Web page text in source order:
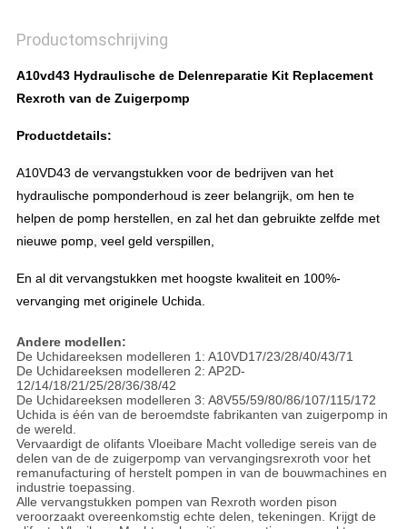
Productomschrijving
A10vd43 Hydraulische de Delenreparatie Kit Replacement
Rexroth van de Zuigerpomp
Productdetails:
A10VD43 de vervangstukken voor de bedrijven van het
hydraulische pomponderhoud is zeer belangrijk, om hen te
helpen de pomp herstellen, en zal het dan gebruikte zelfde met
nieuwe pomp, veel geld verspillen,
En al dit vervangstukken met hoogste kwaliteit en 100%-
vervanging met originele Uchida.
Andere modellen:
De Uchidareeksen modelleren 1: A10VD17/23/28/40/43/71
De Uchidareeksen modelleren 2: AP2D-
12/14/18/21/25/28/36/38/42
De Uchidareeksen modelleren 3: A8V55/59/80/86/107/115/172
Uchida is één van de beroemdste fabrikanten van zuigerpomp in
de wereld.
Vervaardigt de olifants Vloeibare Macht volledige sereis van de
delen van de de zuigerpomp van vervangingsrexroth voor het
remanufacturing of herstelt pompen in van de bouwmachines en
industrie toepassing.
Alle vervangstukken pompen van Rexroth worden pison
veroorzaakt overeenkomstig echte delen, tekeningen. Krijgt de